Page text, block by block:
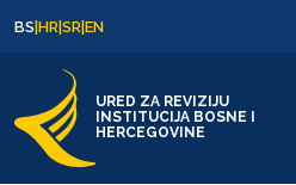
BS|HR|SR|EN
URED ZA REVIZIJU
INSTITUCIJA BOSNE I
HERCEGOVINE